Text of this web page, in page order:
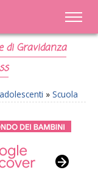
di Gravidanza
» Scuola